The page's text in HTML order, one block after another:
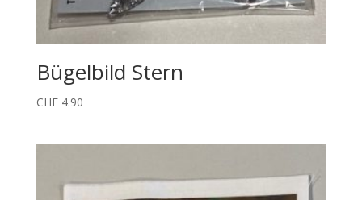
Bügelbild Stern
CHF4.90